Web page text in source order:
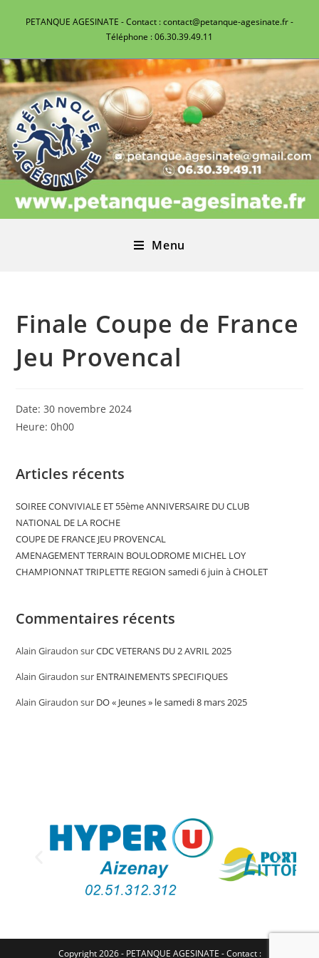
PETANQUE AGESINATE - Contact : contact@petanque-agesinate.fr -
Téléphone : 06.30.39.49.11
Menu
Finale Coupe de France
Jeu Provencal
Date:30 novembre 2024
Heure:0h00
Articles récents
SOIREE CONVIVIALE ET 55ème ANNIVERSAIRE DU CLUB
NATIONAL DE LA ROCHE
COUPE DE FRANCE JEU PROVENCAL
AMENAGEMENT TERRAIN BOULODROME MICHEL LOY
CHAMPIONNAT TRIPLETTE REGION samedi 6 juin à CHOLET
Commentaires récents
Alain Giraudon surCDC VETERANS DU 2 AVRIL 2025
Alain Giraudon sur ENTRAINEMENTS SPECIFIQUES
Alain Giraudon sur DO « Jeunes » le samedi 8 mars 2025
Copyright 2026 - PETANQUE AGESINATE - Contact :